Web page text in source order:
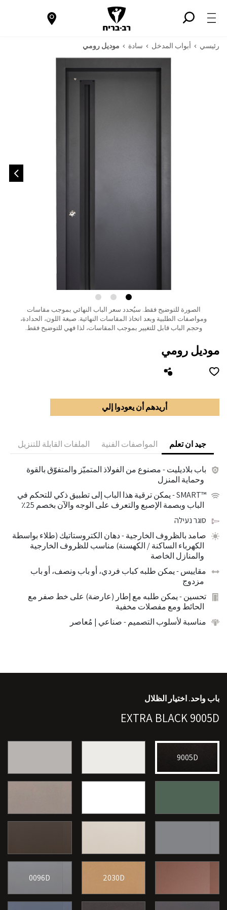
رئيسي أبواب المدخل سادة موديل رومي
موديل رومي
أريدهم أن يعودوا إلي
جيد ان تعلم المواصفات الفنية الملفات القابلة للتنزيل
باب بلاديليت- مصنوع من الفولاذ المتميّز والمتفوّق بالقوة
وحماية المنزل
™SMART
- يمكن ترقية هذا الباب إلى تطبيق ذكي للتحكم في
الباب وبصمة الإصبع والتعرف على الوجه والآن بخصم 25٪
סוגר נעילה
صامد بالظروف الخارجية- دهان الكتروستاتيك (طلاء بواسطة
الكهرباء الساكنة / الكهسنة) مناسب للظروف الخارجية
والمنازل الخاصة
مقاييس- يمكن طلبه كباب فردي، أو باب ونصف، أو باب
مزدوج
تحسين- يمكن طلبه مع إطار (عارضة) على خط صفر مع
الحائط ومع مفصلات مخفية
مناسبة لأسلوب التصميم- صناعي | مُعاصر
الصورة للتوضيح فقط. سيُحدد سعر الباب النهائي بموجب مقاسات
ومواصفات الطلبية وبعد اتخاذ المقاسات النهائية. صبغة اللون، الحدادة،
وحجم الباب قابل للتغيير بموجب المقاسات، لذا فهي للتوضيح فقط.
9005D
2030D
0096D
باب واحد. اختيار الظلال
EXTRA BLACK 9005D